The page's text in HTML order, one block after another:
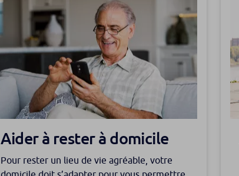
Aider à rester à domicile
Pour rester un lieu de vie agréable, votre